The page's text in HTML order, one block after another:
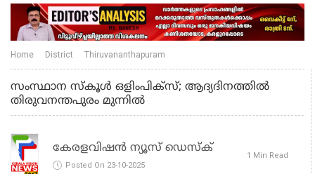
Home District Thiruvananthapuram
സംസ്ഥാന സ്കൂള്‍ ഒളിംപിക്സ്; ആദ്യദിനത്തില്‍
തിരുവനന്തപുരം മുന്നിൽ
കേരളവിഷൻ ന്യൂസ് ഡെസ്‌ക്
Posted On 23-10-2025
1 Min Read